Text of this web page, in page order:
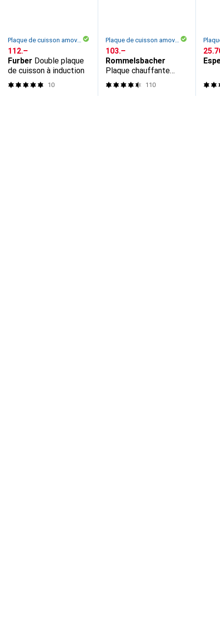
Plaque de cuisson amovible
CHF
112.–
Furber Double plaque
de cuisson à induction
10
Plaque de cuisson amovible
CHF
103.–
Rommelsbacher
Plaque chauffante
20.CT 2000/IN
110
CHF